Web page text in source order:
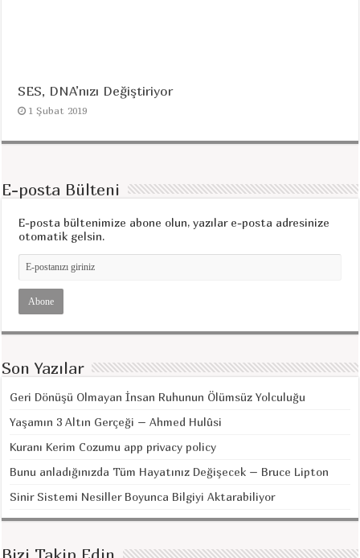
SES, DNA’nızı Değiştiriyor
1 Şubat 2019
E-posta Bülteni
E-posta bültenimize abone olun, yazılar e-posta adresinize
otomatik gelsin.
Son Yazılar
Geri Dönüşü Olmayan İnsan Ruhunun Ölümsüz Yolculuğu
Yaşamın 3 Altın Gerçeği – Ahmed Hulûsi
Kuranı Kerim Cozumu app privacy policy
Bunu anladığınızda Tüm Hayatınız Değişecek – Bruce Lipton
Sinir Sistemi Nesiller Boyunca Bilgiyi Aktarabiliyor
Bizi Takip Edin